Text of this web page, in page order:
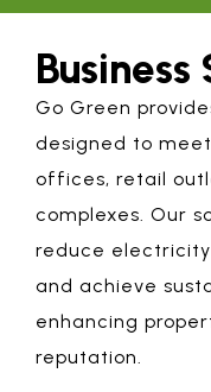
Go Green
designed to
offices, retail
complexes. Our
reduce electricity
and achieve
enhancing
reputation.